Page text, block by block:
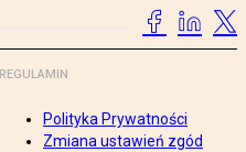
REGULAMIN
Polityka Prywatności
Zmiana ustawień zgód